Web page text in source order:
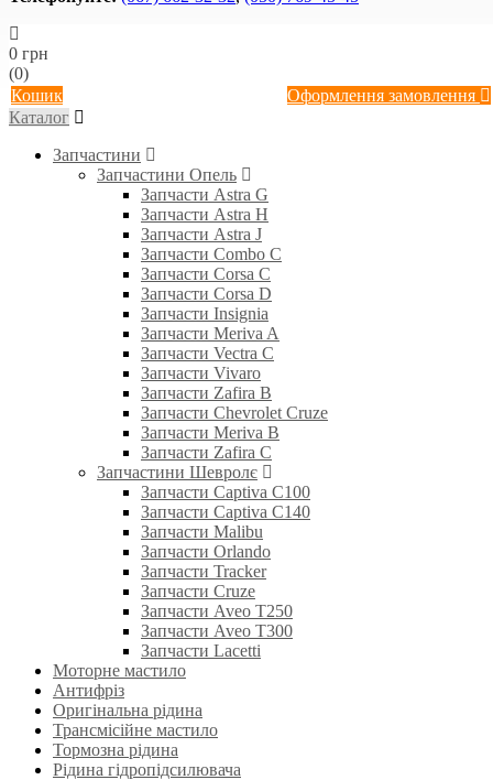
0 грн
(0)
Кошик
Оформлення замовлення
Каталог
Запчастини
Запчастини Опель
Запчасти Astra G
Запчасти Astra H
Запчасти Astra J
Запчасти Combo C
Запчасти Corsa C
Запчасти Corsa D
Запчасти Insignia
Запчасти Meriva A
Запчасти Vectra C
Запчасти Vivaro
Запчасти Zafira B
Запчасти Chevrolet Cruze
Запчасти Meriva B
Запчасти Zafira C
Запчастини Шевролє
Запчасти Captiva C100
Запчасти Captiva C140
Запчасти Malibu
Запчасти Orlando
Запчасти Tracker
Запчасти Cruze
Запчасти Aveo T250
Запчасти Aveo T300
Запчасти Lacetti
Моторне мастило
Антифріз
Оригінальна рідина
Трансмісійне мастило
Тормозна рідина
Рідина гідропідсилювача